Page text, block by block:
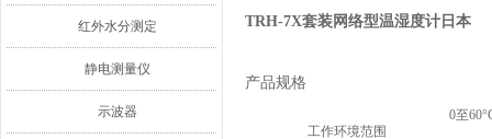
红外水分测定
静电测量仪
示波器
TRH-7X套装网络型温湿度计日本
产品规格
工作环境范围
0至